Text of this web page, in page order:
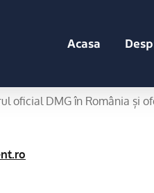
Acasa
Dent
oficial DMG în România și